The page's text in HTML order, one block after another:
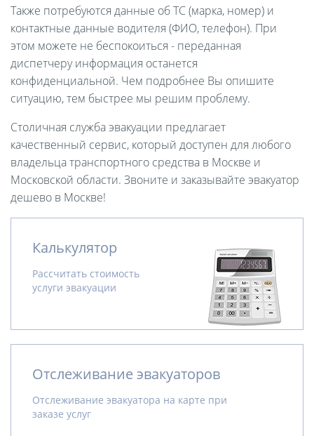
Также потребуются данные об ТС (марка, номер) и
контактные данные водителя (ФИО, телефон). При
этом можете не беспокоиться - переданная
диспетчеру информация останется
конфиденциальной. Чем подробнее Вы опишите
ситуацию, тем быстрее мы решим проблему.
Столичная служба эвакуации предлагает
качественный сервис, который доступен для любого
владельца транспортного средства в Москве и
Московской области. Звоните и заказывайте эвакуатор
дешево в Москве!
Калькулятор
Рассчитать стоимость
услуги эвакуации
Отслеживание эвакуаторов
Отслеживание эвакуатора на карте при
заказе услуг